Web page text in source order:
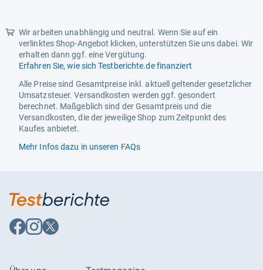
mineralölfrei
Produkttyp Körperpflege
Leistungsmerkmale
Wirkung
beruhigend,
feuchtigkeitsspendend,
glättend, schützend
pH-Wert
Wir arbeiten unabhängig und neutral. Wenn Sie auf ein
verlinktes Shop-Angebot klicken, unterstützen Sie uns dabei. Wir
erhalten dann ggf. eine Vergütung.
Erfahren Sie, wie sich Testberichte.de finanziert
Alle Preise sind Gesamtpreise inkl. aktuell geltender gesetzlicher
Umsatzsteuer. Versandkosten werden ggf. gesondert
berechnet. Maßgeblich sind der Gesamtpreis und die
Versandkosten, die der jeweilige Shop zum Zeitpunkt des
Kaufes anbietet.
Mehr Infos dazu in unseren FAQs
Auf
Facebook
Auf
Instagram
Auf
X